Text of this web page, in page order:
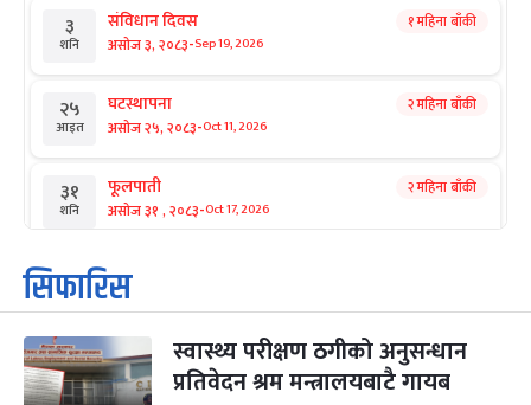
३
शनि
संविधान दिवस
असोज ३, २०८३-Sep 19, 2026
१ महिना बाँकी
२५
आइत
घटस्थापना
असोज २५, २०८३-Oct 11, 2026
२ महिना बाँकी
३१
शनि
फूलपाती
असोज ३१ , २०८३-Oct 17, 2026
२ महिना बाँकी
१
आइत
कार्तिक सङ्क्रान्ति
कार्तिक १, २०८३
३
मंगल
महानवमी
कार्तिक ३, २०८३-Oct 20, 2026
२ महिना बाँकी
सिफारिस
स्वास्थ्य परीक्षण ठगीको अनुसन्धान
प्रतिवेदन श्रम मन्त्रालयबाटै गायब